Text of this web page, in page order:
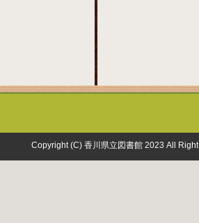
Copyright (C) 香川県立図書館 2023 All